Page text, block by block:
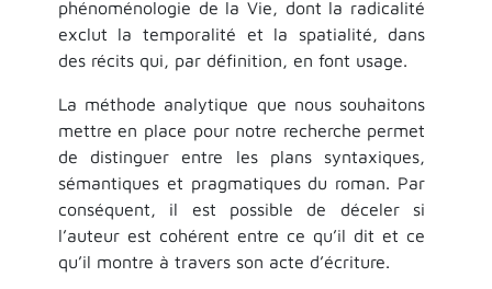
phénoménologie de la Vie, dont la radicalité
exclut la temporalité et la spatialité, dans
des récits qui, par définition, en font usage.
La méthode analytique que nous souhaitons
mettre en place pour notre recherche permet
de distinguer entre les plans syntaxiques,
sémantiques et pragmatiques du roman. Par
conséquent, il est possible de déceler si
l’auteur est cohérent entre ce qu’il dit et ce
qu’il montre à travers son acte d’écriture.